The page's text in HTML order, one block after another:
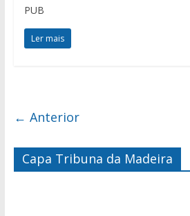
PUB
Ler mais
← Anterior
Capa Tribuna da Madeira